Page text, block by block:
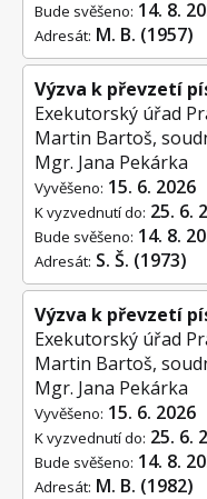
Adresát: M. B. (1957)
Bude svěšeno: 14. 8.
Výzva k převzetí
Exekutorský úřad
Martin Bartoš,
Mgr. Jana Pekárka
Vyvěšeno: 15. 6. 2026
Adresát: S. Š. (1973)
K vyzvednutí do: 25. 6.
Bude svěšeno: 14. 8.
Výzva k převzetí
Exekutorský úřad
Martin Bartoš,
Mgr. Jana Pekárka
Vyvěšeno: 15. 6. 2026
Adresát: M. B. (1982)
K vyzvednutí do: 25. 6.
Bude svěšeno: 14. 8.